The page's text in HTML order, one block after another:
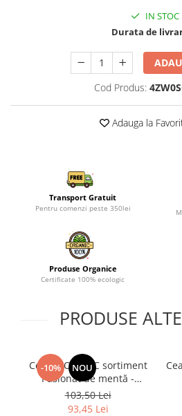
IN STOC
Durata de
Cod Produs:
Adauga la
Transport Gratuit
Pentru comenzi peste 350lei
Produse Organice
Certificate 100% ecologic
PRODUSE
-10% NOU
Ceai ECOLOGIC sortiment
Pasionat de mentă -
120gr
103,50 Lei
93,45 Lei